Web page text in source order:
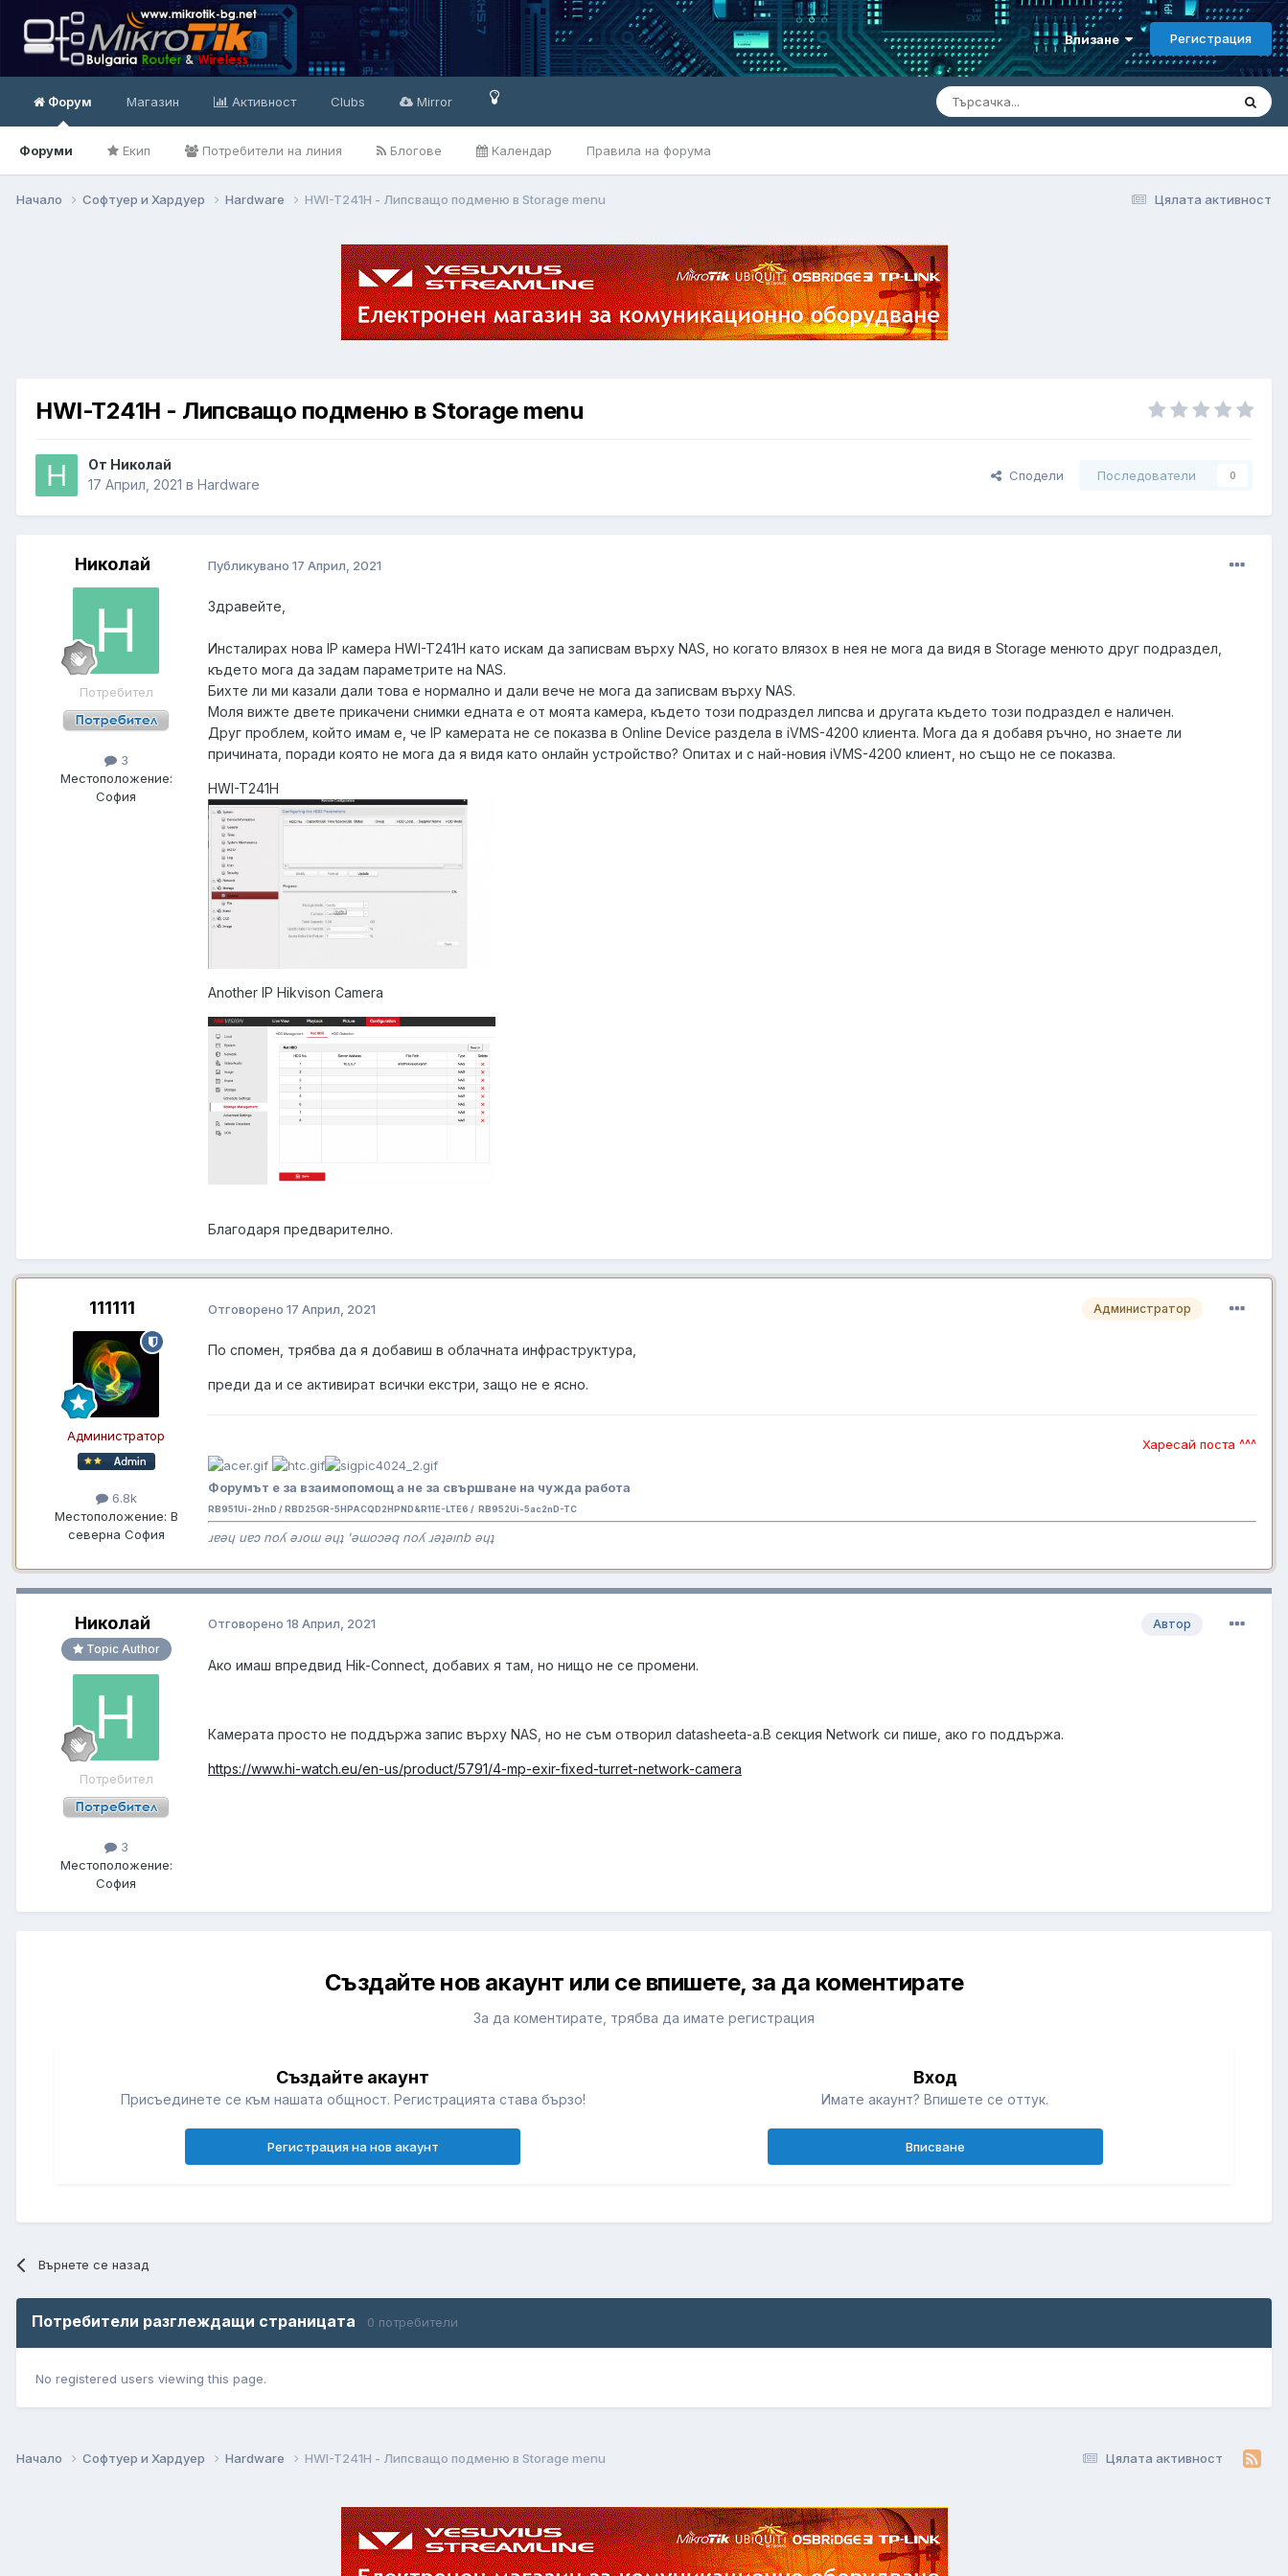
Влизане Регистрация
Форум
Форуми Екип Потребители на линия Блогове Календар Правила на форума
Магазин Активност Clubs Mirror
Цялата активност
Начало Софтуер и Хардуер Hardware HWI-T241H - Липсващо подменю в Storage menu
HWI-T241H - Липсващо подменю в Storage menu
От Николай
17 Април, 2021 в Hardware
Сподели Последователи 0
Николай
Потребител
3
Местоположение:
София
Публикувано 17 Април, 2021
Здравейте,
Инсталирах нова IP камера HWI-T241H като искам да записвам върху NAS, но когато влязох в нея не мога да видя в Storage менюто друг подраздел,
където мога да задам параметрите на NAS.
Бихте ли ми казали дали това е нормално и дали вече не мога да записвам върху NAS.
Моля вижте двете прикачени снимки едната е от моята камера, където този подраздел липсва и другата където този подраздел е наличен.
Друг проблем, който имам е, че IP камерата не се показва в Online Device раздела в iVMS-4200 клиента. Мога да я добавя ръчно, но знаете ли
причината, поради която не мога да я видя като онлайн устройство? Опитах и с най-новия iVMS-4200 клиент, но също не се показва.
HWI-T241H
Another IP Hikvison Camera
Благодаря предварително.
111111
Администратор
6.8k
Местоположение: В
северна София
Администратор
Отговорено 17 Април, 2021
По спомен, трябва да я добавиш в облачната инфраструктура,
преди да и се активират всички екстри, защо не е ясно.
Харесай поста ^^^
Форумът е за взаимопомощ а не за свършване на чужда работа
RB951Ui-2HnD / RBD25GR-5HPACQD2HPND&R11E-LTE6 / RB952Ui-5ac2nD-TC
ɹɐǝɥ uɐɔ noʎ ǝɹoɯ ǝɥʇ 'ǝɯoɔǝq noʎ ɹǝʇǝınb ǝɥʇ
Николай
Topic Author
Потребител
3
Местоположение:
София
Автор
Отговорено 18 Април, 2021
Ако имаш впредвид Hik-Connect, добавих я там, но нищо не се промени.
Камерата просто не поддържа запис върху NAS, но не съм отворил datasheeta-a.В секция Network си пише, ако го поддържа.
https://www.hi-watch.eu/en-us/product/5791/4-mp-exir-fixed-turret-network-camera
Създайте нов акаунт или се впишете, за да коментирате
За да коментирате, трябва да имате регистрация
Създайте акаунт
Присъединете се към нашата общност. Регистрацията става бързо!
Регистрация на нов акаунт
Вход
Имате акаунт? Впишете се оттук.
Вписване
Върнете се назад
Потребители разглеждащи страницата 0 потребители
No registered users viewing this page.
Цялата активност
Начало Софтуер и Хардуер Hardware HWI-T241H - Липсващо подменю в Storage menu